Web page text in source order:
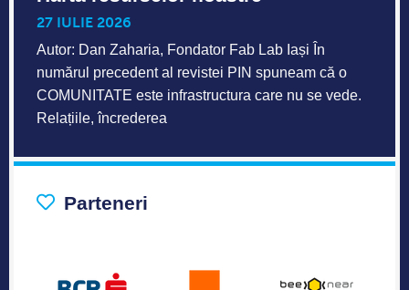
27 IULIE 2026
Autor: Dan Zaharia, Fondator Fab Lab Iași În
numărul precedent al revistei PIN spuneam că o
COMUNITATE este infrastructura care nu se vede.
Relațiile, încrederea
Parteneri